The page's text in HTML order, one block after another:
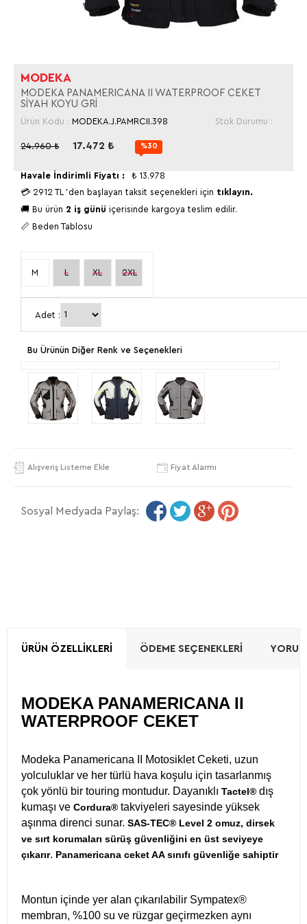
MODEKA
MODEKA PANAMERICANA II WATERPROOF CEKET
SİYAH KOYU GRİ
Ürün Kodu : MODEKA.J.PAMRCII.398 Stok Durumu :
24.960₺ 17.472 ₺ %30
Havale İndirimli Fiyatı : ₺ 13.978
💳 2912 TL 'den başlayan taksit seçenekleri için tıklayın.
🚚 Bu ürün 2 iş günü içerisinde kargoya teslim edilir.
📏 Beden Tablosu
M L XL 2XL
Adet :
Bu Ürünün Diğer Renk ve Seçenekleri
Alışveriş Listeme Ekle Fiyat Alarmı
Sosyal Medyada Paylaş:
ÜRÜN ÖZELLIKLERI ÖDEME SEÇENEKLERI
MODEKA PANAMERICANA II
WATERPROOF CEKET
Modeka Panamericana II Motosiklet Ceketi, uzun
yolculuklar ve her türlü hava koşulu için tasarlanmış
çok yönlü bir touring montudur. Dayanıklı Tactel® dış
kumaşı ve Cordura® takviyeleri sayesinde yüksek
aşınma direnci sunar. SAS-TEC® Level 2 omuz, dirsek
ve sırt korumaları sürüş güvenliğini en üst seviyeye
çıkarır. Panamericana ceket AA sınıfı güvenliğe sahiptir
Montun içinde yer alan çıkarılabilir Sympatex®
membran, %100 su ve rüzgar geçirmezken aynı